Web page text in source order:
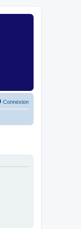
Connexion